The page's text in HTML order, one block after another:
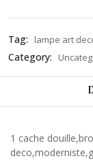
Tag: lampe art
Category:
1 cache